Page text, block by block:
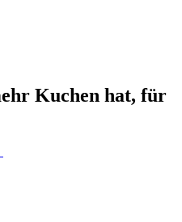
Kuchen hat, für